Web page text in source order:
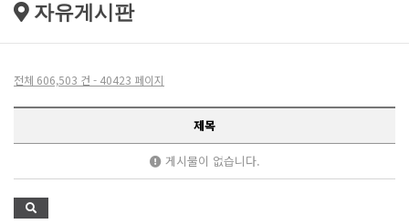
자유게시판
전체 606,503 건 - 40423 페이지
제목
게시물이 없습니다.